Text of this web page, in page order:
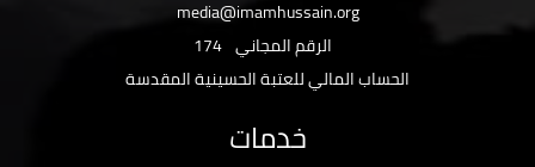
media@imamhussain.org
الرقم المجاني 174
الحساب المالي للعتبة الحسينية المقدسة
خدمات